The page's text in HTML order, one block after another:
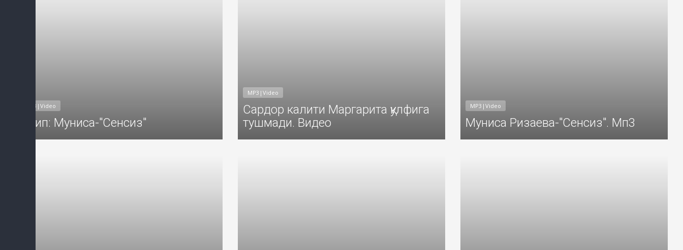
MP3|Video
Клип: Муниса-"Сенсиз"
MP3|Video
Сардор калити Маргарита қулфига
тушмади. Видео
MP3|Video
Муниса Ризаева-"Сенсиз". Мп3